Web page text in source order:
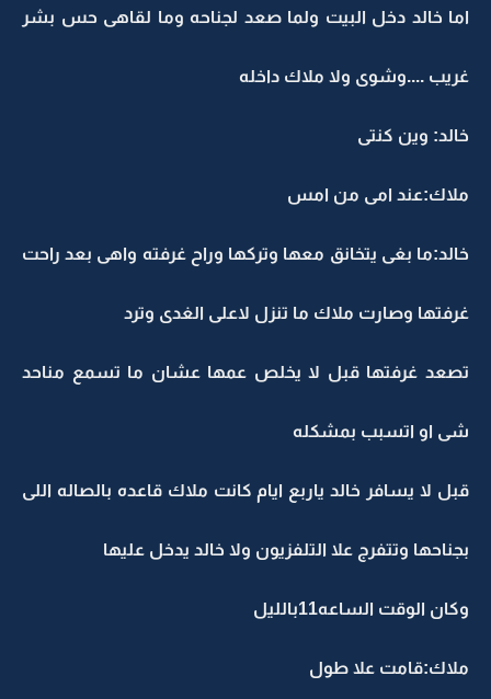
اما خالد دخل البيت ولما صعد لجناحه وما لقاهى حس بشر
غريب ....وشوى ولا ملاك داخله
خالد: وين كنتى
ملاك:عند امى من امس
خالد:ما بغى يتخانق معها وتركها وراح غرفته واهى بعد راحت
غرفتها وصارت ملاك ما تنزل لاعلى الغدى وترد
تصعد غرفتها قبل لا يخلص عمها عشان ما تسمع مناحد
شى او اتسبب بمشكله
قبل لا يسافر خالد ياربع ايام كانت ملاك قاعده بالصاله اللى
بجناحها وتتفرج علا التلفزيون ولا خالد يدخل عليها
وكان الوقت الساعه11بالليل
ملاك:قامت علا طول